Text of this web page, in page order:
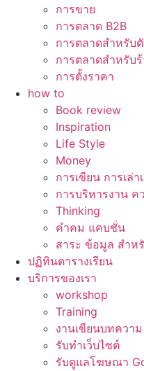
การขาย
การตลาด B2B
การตลาดสำหรับ
การตลาดสำหรับ
การตั้งราคา
how to
Book review
Inspiration
Life Style
Money
การเขียน การเล่า
การบริหารงาน ค
Thinking
คำคม แคบชั่น
สาระ ข้อมูล สำห
ปฏิทินตารางเรียน
บริการของเรา
workshop
Training
งานเขียนบทควา
รับทำเว็บไซต์
รับดูแลโฆษณา